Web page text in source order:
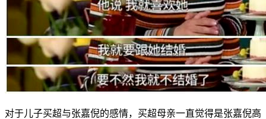
对于儿子买超与张嘉倪的感情，买超母亲一直觉得是张嘉倪高